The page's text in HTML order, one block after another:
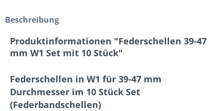
Beschreibung
Produktinformationen "Federschellen 39-47
mm W1 Set mit 10 Stück"
Federschellen in W1 für 39-47 mm
Durchmesser im 10 Stück Set
(Federbandschellen)